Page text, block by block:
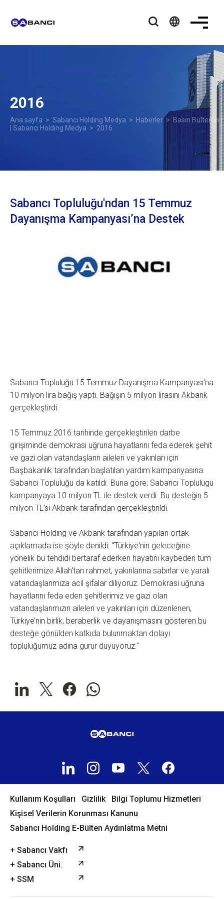
language
2016
Ana sayfa > Sabancı Holding Medya > Haberler> Basın Bültenleri
| Sabancı Holding Medya > 2016
Sabancı Topluluğu'ndan 15 Temmuz
Dayanışma Kampanyası’na Destek
Sabancı Topluluğu 15 Temmuz Dayanışma Kampanyası’na
10 milyon lira bağış yaptı. Bağışın 5 milyon lirasını Akbank
gerçekleştirdi.
15 Temmuz 2016 tarihinde gerçekleştirilen darbe
girişiminde demokrasi uğruna hayatlarını feda ederek şehit
ve gazi olan vatandaşların aileleri ve yakınları için
Başbakanlık tarafından başlatılan yardım kampanyasına
Sabancı Topluluğu da katıldı. Buna göre; Sabancı Toplulugu
kampanyaya 10 milyon TL ile destek verdi. Bu desteğin 5
milyon TL’si Akbank tarafından gerçekleştirildi.
Sabancı Holding ve Akbank tarafından yapılan ortak
açıklamada ise şöyle denildi: "Türkiye'nin geleceğine
yönelik bu tehdidi bertaraf ederken hayatını kaybeden tüm
şehitlerimize Allah'tan rahmet, yakınlarına sabırlar ve yaralı
vatandaşlarımıza acil şifalar diliyoruz. Demokrasi uğruna
hayatlarını feda eden şehitlerimiz ve gazi olan
vatandaşlarımızın aileleri ve yakınları için düzenlenen,
Türkiye’nin birlik, beraberlik ve dayanışmasını gösteren bu
desteğe gönülden katkıda bulunmaktan dolayı
topluluğumuz adına gurur duyuyoruz."
Kullanım Koşulları Gizlilik
Bilgi Toplumu Hizmetleri
Kişisel Verilerin Korunması Kanunu
Sabancı Holding E-Bülten Aydınlatma Metni
+ Sabancı Vakfı
+ Sabancı Üni.
+ SSM